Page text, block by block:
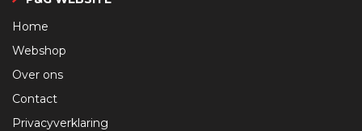
Home
Webshop
Over ons
Contact
Privacyverklaring